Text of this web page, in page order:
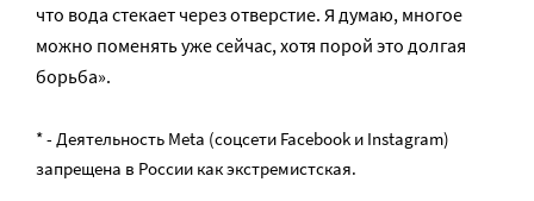
что вода стекает через отверстие. Я думаю, многое
можно поменять уже сейчас, хотя порой это долгая
борьба».
* - Деятельность Meta (соцсети Facebook и Instagram)
запрещена в России как экстремистская.